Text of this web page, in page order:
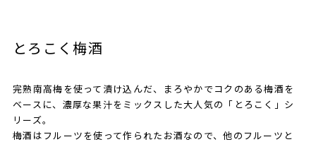
とろこく梅酒
完熟南高梅を使って漬け込んだ、まろやかでコクのある梅酒を
ベースに、濃厚な果汁をミックスした大人気の「とろこく」シ
リーズ。
梅酒はフルーツを使って作られたお酒なので、他のフルーツと